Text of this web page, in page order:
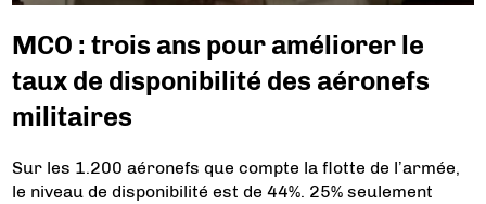
MCO : trois ans pour améliorer le
taux de disponibilité des aéronefs
militaires
Sur les 1.200 aéronefs que compte la flotte de l’armée,
le niveau de disponibilité est de 44%. 25% seulement